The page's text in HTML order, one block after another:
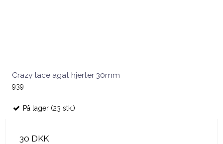
Crazy lace agat hjerter 30mm
939
På lager (23 stk.)
30 DKK